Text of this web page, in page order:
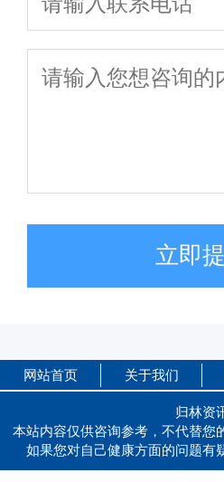
立即
网站首页 关于我们
归林资
本站内容仅供咨询参考，不代替您
如果您对自己健康方面的问题有